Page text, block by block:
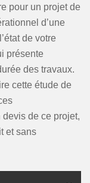
pour un projet de
d’une
de votre
présente
des travaux.
cette étude de
de ce projet,
et sans